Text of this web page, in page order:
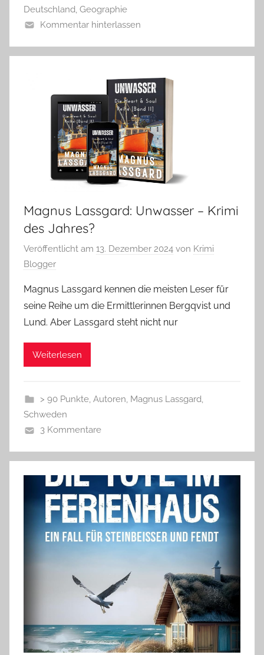
Deutschland, Geographie
Kommentar hinterlassen
Magnus Lassgard: Unwasser – Krimi
des Jahres?
Veröffentlicht am 13. Dezember 2024 von Krimi
Blogger
Magnus Lassgard kennen die meisten Leser für
seine Reihe um die Ermittlerinnen Bergqvist und
Lund. Aber Lassgard steht nicht nur
Weiterlesen
> 90 Punkte, Autoren, Magnus Lassgard,
Schweden
3 Kommentare